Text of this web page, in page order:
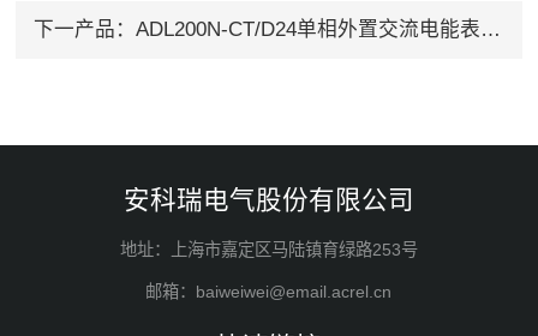
下一产品： ADL200N-CT/D24单相外置交流电能表200A
安科瑞电气股份有限公司
地址：上海市嘉定区马陆镇育绿路253号
邮箱：baiweiwei@email.acrel.cn